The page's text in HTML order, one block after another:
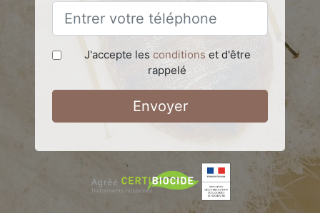
J'accepte les conditions et d'être
rappelé
Envoyer